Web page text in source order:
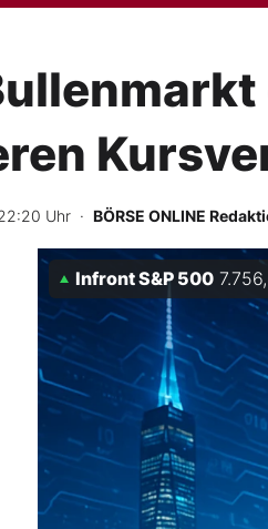
& Shop
Musterdepots
B:O
Mein Konto
Sie uns
Uhr · BÖRSE ONLINE
Infront S&P 500